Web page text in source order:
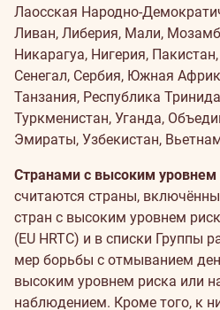
Лаосская Народно-
Ливан, Либерия, Мали,
Никарагуа, Нигерия,
Сенегал, Сербия, Южная
Танзания, Республика
Туркменистан, Уганда,
Эмираты, Узбекистан,
Странами с высоким уровнем
считаются страны,
стран с высоким уровнем
(EU HRTC) и в списки Группы
мер борьбы с отмыванием
высоким уровнем риска или
наблюдением. Кроме того, к